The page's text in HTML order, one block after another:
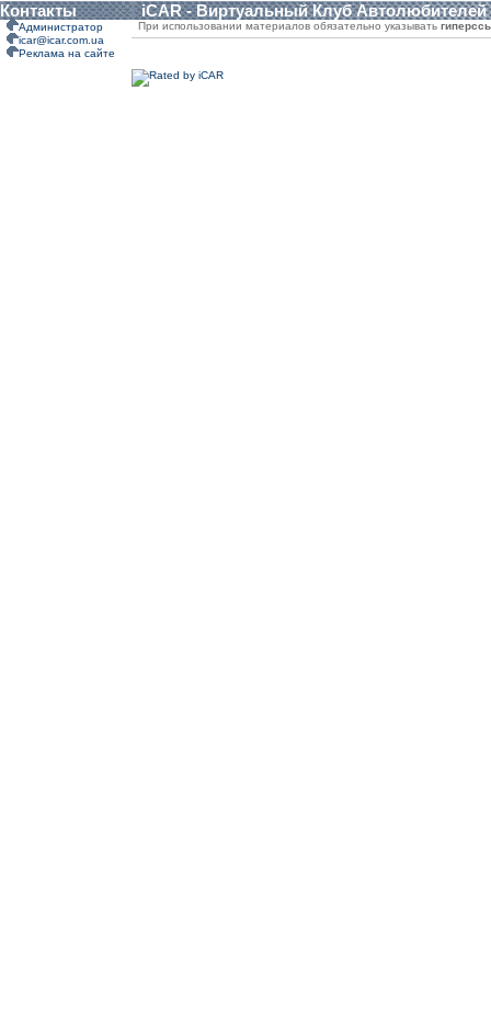
Контакты iCAR - Виртуальный Клуб Автолюбителей
Администратор
icar@icar.com.ua
Реклама на сайте
При использовании материалов обязательно указывать